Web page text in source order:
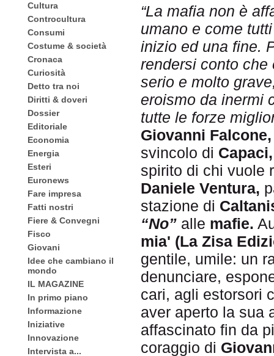
Cultura
Controcultura
Consumi
Costume & società
Cronaca
Curiosità
Detto tra noi
Diritti & doveri
Dossier
Editoriale
Economia
Energia
Esteri
Euronews
Fare impresa
Fatti nostri
Fiere & Convegni
Fisco
Giovani
Idee che cambiano il
mondo
IL MAGAZINE
In primo piano
Informazione
Iniziative
Innovazione
Intervista a...
“La mafia non è
umano e come
inizio ed una fine.
rendersi conto che
serio e molto
eroismo da inermi
tutte le forze
Giovanni Falcone,
svincolo di Capaci,
spirito di chi vuole
Daniele Ventura,
stazione di
“No” alle mafie.
mia' (La Zisa
gentile, umile: un
denunciare,
cari, agli estorsori
aver aperto la sua
affascinato fin da
coraggio di